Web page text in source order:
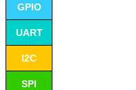
GPIO
UART
I2C
SPI